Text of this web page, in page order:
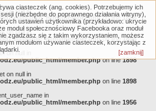
on null in
public_html/member.phpon line1898
on null in
public_html/member.phpon line1898
on null in
public_html/member.phpon line1898
on null in
public_html/member.php on line 1898
in
public_html/member.php on line 1956
ciasteczek (ang. cookies). Potrzebujemy ich
(niezbędne do poprawnego działania witryny),
ustawień użytkownika (przykładowo: ukrycie
moduł społecznościowy Facebooka oraz moduł
zgadzasz się z takim wykorzystaniem, możesz
modułom używanie ciasteczek, korzystając z
[zamknij]